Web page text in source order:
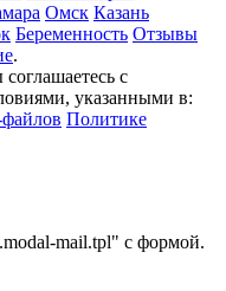
Омск Казань
Беременность Отзывы
.
с
указанными в:
Политике
mail.tpl" с формой.